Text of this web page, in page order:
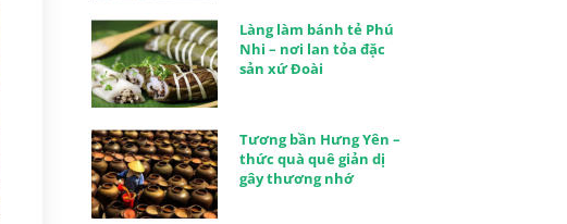
Làng làm bánh tẻ Phú
Nhi – nơi lan tỏa đặc
sản xứ Đoài
Tương bần Hưng Yên –
thức quà quê giản dị
gây thương nhớ